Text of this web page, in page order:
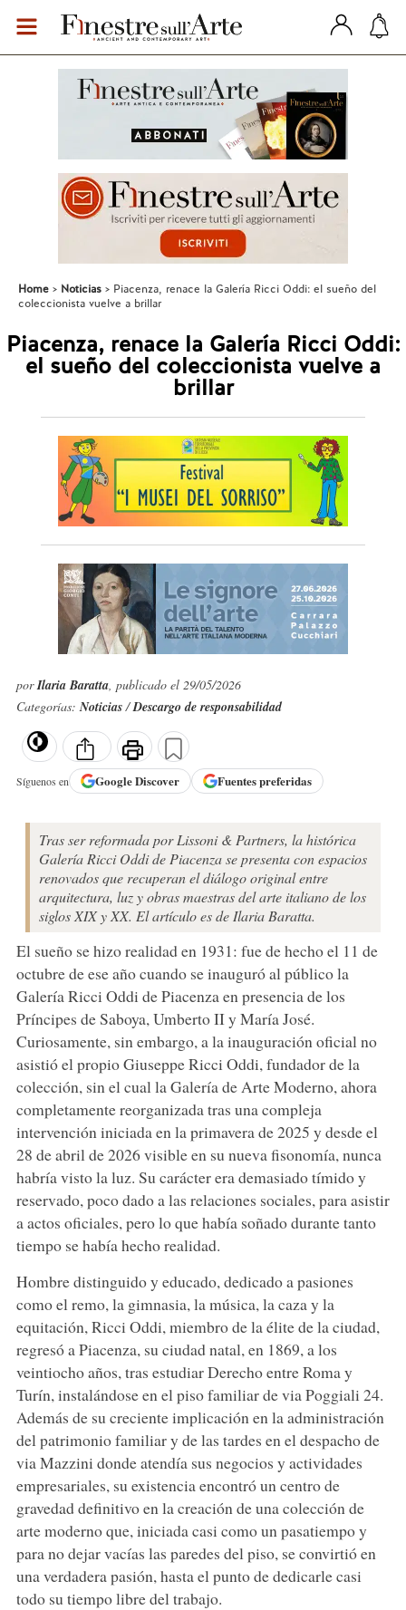
Home Noticias
Piacenza, renace la Galería Ricci Oddi: el sueño del
coleccionista vuelve a brillar
Piacenza, renace la Galería Ricci Oddi:
el sueño del coleccionista vuelve a
brillar
porIlaria Baratta, publicado el 29/05/2026
Categorías:Noticias/Descargo de responsabilidad
Síguenos en GoogleDiscover Fuentes preferidas
Tras ser reformada por Lissoni & Partners, la histórica
Galería Ricci Oddi de Piacenza se presenta con espacios
renovados que recuperan el diálogo original entre
arquitectura, luz y obras maestras del arte italiano de los
siglos XIX y XX. El artículo es de Ilaria Baratta.
El sueño se hizo realidad en 1931: fue de hecho el 11 de
octubre de ese año cuando se inauguró al público la
Galería Ricci Oddi de Piacenza en presencia de los
Príncipes de Saboya, Umberto II y María José.
Curiosamente, sin embargo, a la inauguración oficial no
asistió el propio Giuseppe Ricci Oddi, fundador de la
colección, sin el cual la Galería de Arte Moderno, ahora
completamente reorganizada tras una compleja
intervención iniciada en la primavera de 2025 y desde el
28 de abril de 2026 visible en su nueva fisonomía, nunca
habría visto la luz. Su carácter era demasiado tímido y
reservado, poco dado a las relaciones sociales, para asistir
a actos oficiales, pero lo que había soñado durante tanto
tiempo se había hecho realidad.
Hombre distinguido y educado, dedicado a pasiones
como el remo, la gimnasia, la música, la caza y la
equitación, Ricci Oddi, miembro de la élite de la ciudad,
regresó a Piacenza, su ciudad natal, en 1869, a los
veintiocho años, tras estudiar Derecho entre Roma y
Turín, instalándose en el piso familiar de via Poggiali 24.
Además de su creciente implicación en la administración
del patrimonio familiar y de las tardes en el despacho de
via Mazzini donde atendía sus negocios y actividades
empresariales, su existencia encontró un centro de
gravedad definitivo en la creación de una colección de
arte moderno que, iniciada casi como un pasatiempo y
para no dejar vacías las paredes del piso, se convirtió en
una verdadera pasión, hasta el punto de dedicarle casi
todo su tiempo libre del trabajo.